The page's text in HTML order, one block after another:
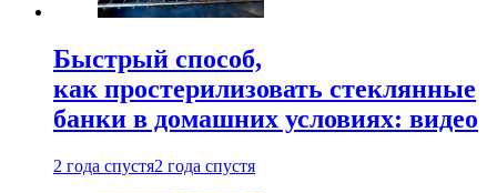
Быстрый способ,
как простерилизовать стеклянные
банки в домашних условиях: видео
2 года спустя2 года спустя